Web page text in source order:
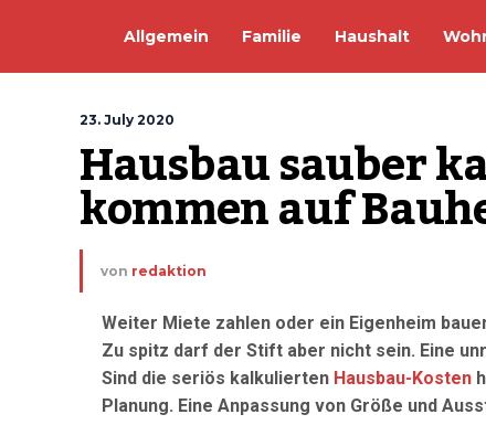
Allgemein Familie Haushalt
23. July 2020
Hausbau sauber
kommen auf
von redaktion
Weiter Miete zahlen oder ein Eigenheim
Zu spitz darf der Stift aber nicht sein. Eine
Sind die seriös kalkulierten Hausbau-Kosten
Planung. Eine Anpassung von Größe und